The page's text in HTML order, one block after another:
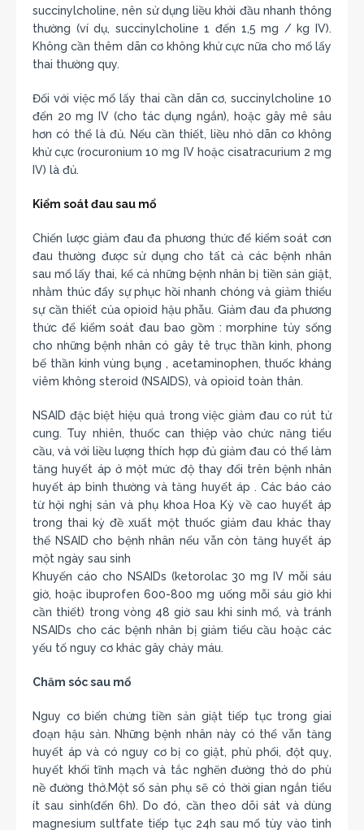
succinylcholine, nên sử dụng liều khởi đầu nhanh thông
thường (ví dụ, succinylcholine 1 đến 1,5 mg / kg IV).
Không cần thêm dãn cơ không khử cực nữa cho mổ lấy
thai thường quy.
Đối với việc mổ lấy thai cần dãn cơ, succinylcholine 10
đến 20 mg IV (cho tác dụng ngắn), hoặc gây mê sâu
hơn có thể là đủ. Nếu cần thiết, liều nhỏ dãn cơ không
khử cực (rocuronium 10 mg IV hoặc cisatracurium 2 mg
IV) là đủ.
Kiểm soát đau sau mổ
Chiến lược giảm đau đa phương thức để kiểm soát cơn
đau thường được sử dụng cho tất cả các bệnh nhân
sau mổ lấy thai, kể cả những bệnh nhân bị tiền sản giật,
nhằm thúc đẩy sự phục hồi nhanh chóng và giảm thiểu
sự cần thiết của opioid hậu phẫu. Giảm đau đa phương
thức để kiểm soát đau bao gồm : morphine tủy sống
cho những bệnh nhân có gây tê trục thần kinh, phong
bế thần kinh vùng bụng , acetaminophen, thuốc kháng
viêm không steroid (NSAIDS), và opioid toàn thân.
NSAID đặc biệt hiệu quả trong việc giảm đau co rút tử
cung. Tuy nhiên, thuốc can thiệp vào chức năng tiểu
cầu, và với liều lượng thích hợp đủ giảm đau có thể làm
tăng huyết áp ở một mức độ thay đổi trên bệnh nhân
huyết áp bình thường và tăng huyết áp . Các báo cáo
từ hội nghị sản và phụ khoa Hoa Kỳ về cao huyết áp
trong thai kỳ đề xuất một thuốc giảm đau khác thay
thế NSAID cho bệnh nhân nếu vẫn còn tăng huyết áp
một ngày sau sinh
Khuyến cáo cho NSAIDs (ketorolac 30 mg IV mỗi sáu
giờ, hoặc ibuprofen 600-800 mg uống mỗi sáu giờ khi
cần thiết) trong vòng 48 giờ sau khi sinh mổ, và tránh
NSAIDs cho các bệnh nhân bị giảm tiểu cầu hoặc các
yếu tố nguy cơ khác gây chảy máu.
Chăm sóc sau mổ
Nguy cơ biến chứng tiền sản giật tiếp tục trong giai
đoạn hậu sản. Những bệnh nhân này có thể vẫn tăng
huyết áp và có nguy cơ bị co giật, phù phổi, đột quỵ,
huyết khối tĩnh mạch và tắc nghẽn đường thở do phù
nề đường thở.Một số sản phụ sẽ có thời gian ngắn tiểu
ít sau sinh(đến 6h). Do đó, cần theo dõi sát và dùng
magnesium sultfate tiếp tục 24h sau mổ tùy vào tình